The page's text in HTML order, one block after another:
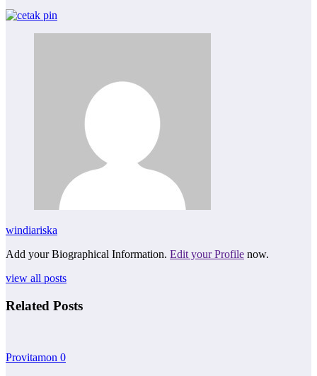
windiariska
Add your Biographical Information. Edit your Profile now.
view all posts
Related Posts
Provitamon 0